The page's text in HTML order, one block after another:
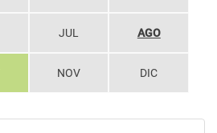
JUL AGO
NOV DIC